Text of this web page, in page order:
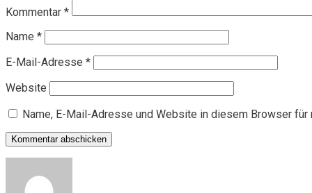
Kommentar *
Name *
E-Mail-Adresse *
Website
Name, E-Mail-Adresse und Website in diesem Browser